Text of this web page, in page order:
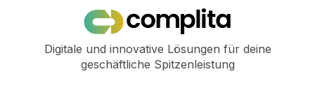
Digitale und innovative Lösungen für deine
geschäftliche Spitzenleistung